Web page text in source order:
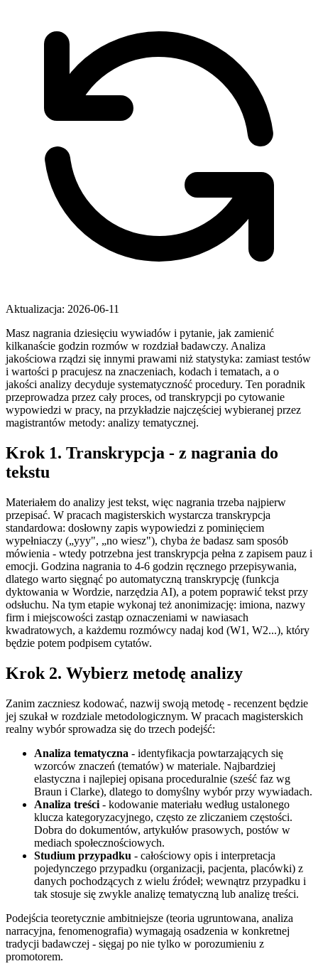
Aktualizacja: 2026-06-11
Masz nagrania dziesięciu wywiadów i pytanie, jak zamienić
kilkanaście godzin rozmów w rozdział badawczy. Analiza
jakościowa rządzi się innymi prawami niż statystyka: zamiast testów
i wartości p pracujesz na znaczeniach, kodach i tematach, a o
jakości analizy decyduje systematyczność procedury. Ten poradnik
przeprowadza przez cały proces, od transkrypcji po cytowanie
wypowiedzi w pracy, na przykładzie najczęściej wybieranej przez
magistrantów metody: analizy tematycznej.
Krok 1. Transkrypcja - z nagrania do
tekstu
Materiałem do analizy jest tekst, więc nagrania trzeba najpierw
przepisać. W pracach magisterskich wystarcza transkrypcja
standardowa: dosłowny zapis wypowiedzi z pominięciem
wypełniaczy („yyy", „no wiesz"), chyba że badasz sam sposób
mówienia - wtedy potrzebna jest transkrypcja pełna z zapisem pauz i
emocji. Godzina nagrania to 4-6 godzin ręcznego przepisywania,
dlatego warto sięgnąć po automatyczną transkrypcję (funkcja
dyktowania w Wordzie, narzędzia AI), a potem poprawić tekst przy
odsłuchu. Na tym etapie wykonaj też anonimizację: imiona, nazwy
firm i miejscowości zastąp oznaczeniami w nawiasach
kwadratowych, a każdemu rozmówcy nadaj kod (W1, W2...), który
będzie potem podpisem cytatów.
Krok 2. Wybierz metodę analizy
Zanim zaczniesz kodować, nazwij swoją metodę - recenzent będzie
jej szukał w rozdziale metodologicznym. W pracach magisterskich
realny wybór sprowadza się do trzech podejść:
Analiza tematyczna - identyfikacja powtarzających się
wzorców znaczeń (tematów) w materiale. Najbardziej
elastyczna i najlepiej opisana proceduralnie (sześć faz wg
Braun i Clarke), dlatego to domyślny wybór przy wywiadach.
Analiza treści - kodowanie materiału według ustalonego
klucza kategoryzacyjnego, często ze zliczaniem częstości.
Dobra do dokumentów, artykułów prasowych, postów w
mediach społecznościowych.
Studium przypadku - całościowy opis i interpretacja
pojedynczego przypadku (organizacji, pacjenta, placówki) z
danych pochodzących z wielu źródeł; wewnątrz przypadku i
tak stosuje się zwykle analizę tematyczną lub analizę treści.
Podejścia teoretycznie ambitniejsze (teoria ugruntowana, analiza
narracyjna, fenomenografia) wymagają osadzenia w konkretnej
tradycji badawczej - sięgaj po nie tylko w porozumieniu z
promotorem.